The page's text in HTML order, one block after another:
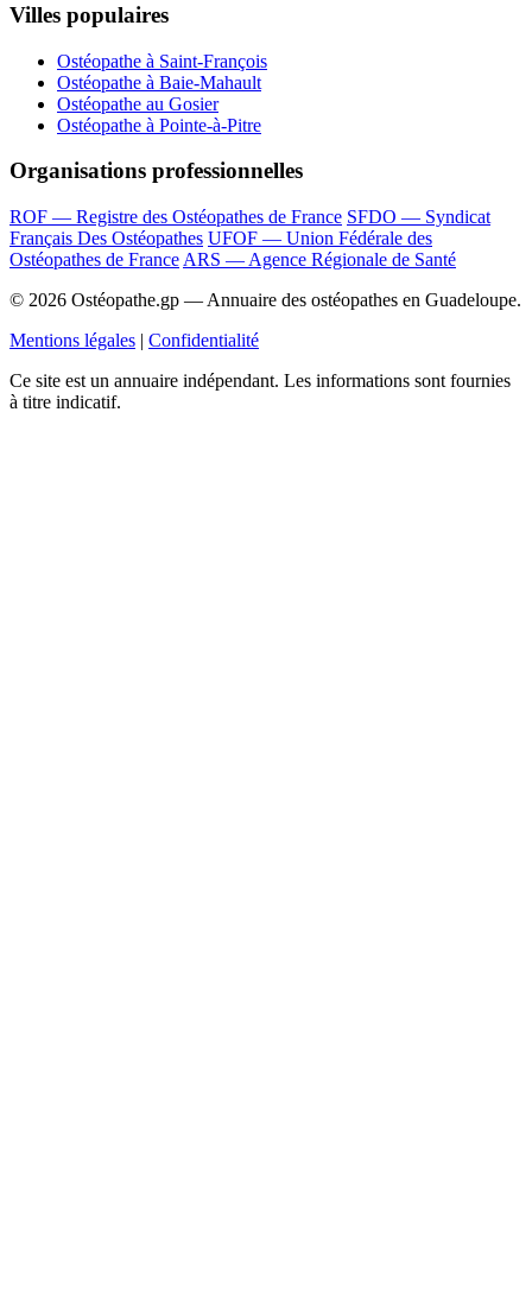
Villes populaires
Ostéopathe à Saint-François
Ostéopathe à Baie-Mahault
Ostéopathe au Gosier
Ostéopathe à Pointe-à-Pitre
Organisations professionnelles
ROF — Registre des Ostéopathes de France SFDO — Syndicat
Français Des Ostéopathes UFOF — Union Fédérale des
Ostéopathes de France ARS — Agence Régionale de Santé
© 2026 Ostéopathe.gp — Annuaire des ostéopathes en Guadeloupe.
Mentions légales | Confidentialité
Ce site est un annuaire indépendant. Les informations sont fournies
à titre indicatif.